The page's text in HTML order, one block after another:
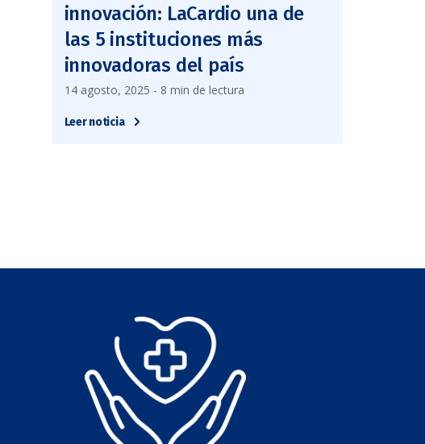
innovación: LaCardio una de
las 5 instituciones más
innovadoras del país
14 agosto, 2025 - 8 min de lectura
Leer noticia